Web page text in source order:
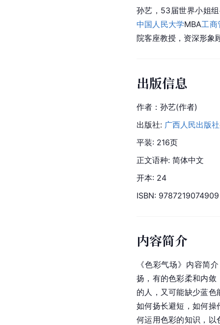
孙艺，53届世界小姐
中国人民大学MBA工商
院客座教授，资深形象
出版信息
作者：孙艺(作者)
出版社: 广西人民出版社
平装: 216页
正文语种: 简体中文
开本: 24
ISBN: 9787219074909
内容简介
《色彩气场》内容简
扬，有的色彩柔和内敛
的人，又可能缺少蓝
如何扬长避短，如何操
何运用色彩的知识，以